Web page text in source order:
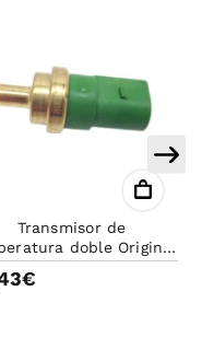
Anticongelante-
1l G12 Evo
original -
rosa
11,59€